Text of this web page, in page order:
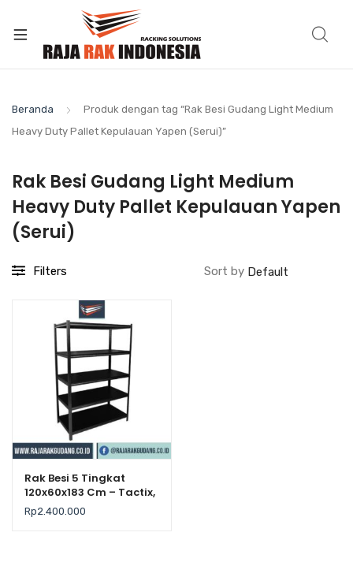
Beranda
Produk dengan tag “Rak Besi Gudang Light Medium
Heavy Duty Pallet Kepulauan Yapen (Serui)”
Rak Besi Gudang Light Medium
Heavy Duty Pallet Kepulauan Yapen
(Serui)
Filters Sort by
Rak Besi 5 Tingkat
120x60x183 Cm – Tactix,
Kekuatan 225Kg / Level
Rp2.400.000